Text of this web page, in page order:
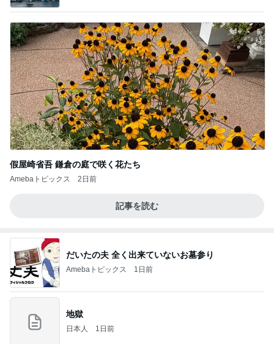
假屋崎省吾 鎌倉の庭で咲く花たち
Amebaトピックス 2日前
記事を読む
だいたの夫 全く出来ていないお墓参り
Amebaトピックス 1日前
地獄
日本人 1日前